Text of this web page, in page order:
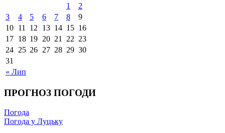
« Лип
1
2
3
4 5 6 7 8
9
10 11 12 13 14 15 16
17 18 19 20 21 22 23
24 25 26 27 28 29 30
31
ПРОГНОЗ ПОГОДИ
Погода
Погода у Луцьку